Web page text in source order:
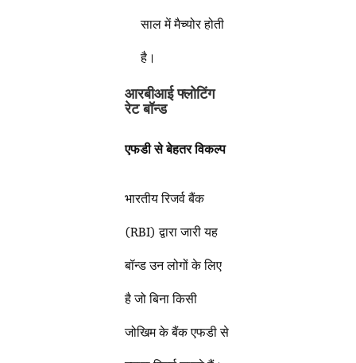
साल में मैच्योर होती
है।
आरबीआई फ्लोटिंग
रेट बॉन्ड
एफडी से बेहतर विकल्प
भारतीय रिजर्व बैंक
(RBI) द्वारा जारी यह
बॉन्ड उन लोगों के लिए
है जो बिना किसी
जोखिम के बैंक एफडी से